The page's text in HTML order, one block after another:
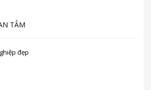
TÂM
đẹp